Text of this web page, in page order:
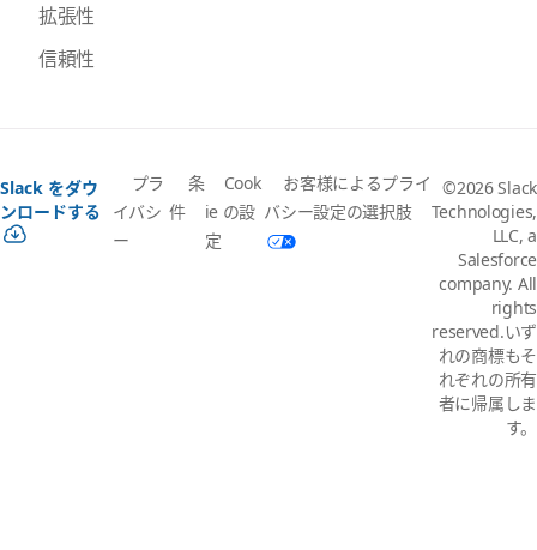
拡張性
信頼性
Slack をダウ
ンロードする
プラ
イバシ
ー
条
件
Cook
ie の設
定
お客様によるプライ
バシー設定の選択肢
©2026 Slack
Technologies,
LLC, a
Salesforce
company. All
rights
reserved.いず
れの商標もそ
れぞれの所有
者に帰属しま
す。